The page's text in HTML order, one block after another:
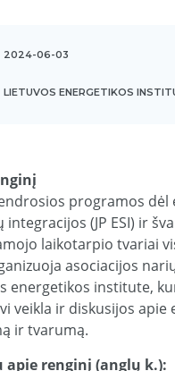
2024-06-03
LIETUVOS ENERGETIKOS
programos dėl
integracijos (JP ESI) ir
laikotarpio tvariai
asociacijos
energetikos institute,
veikla ir diskusijos apie
ir tvarumą.
apie renginį (anglų k.):